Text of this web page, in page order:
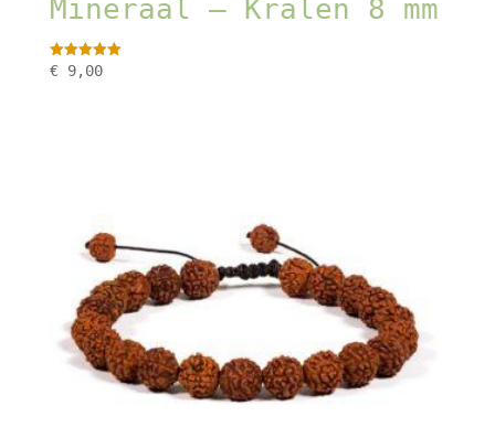
Mineraal – Kralen 8 mm
Gewaardeerd
€9,00